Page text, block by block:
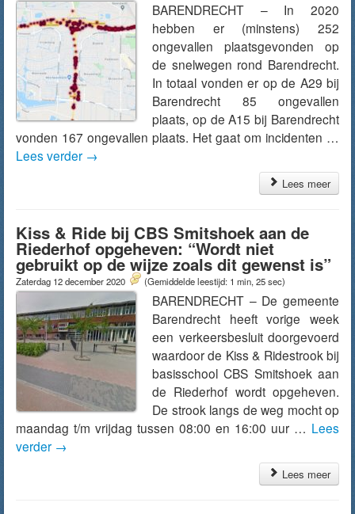
BARENDRECHT – In 2020
hebben er (minstens) 252
ongevallen plaatsgevonden op
de snelwegen rond Barendrecht.
In totaal vonden er op de A29 bij
Barendrecht 85 ongevallen
plaats, op de A15 bij Barendrecht
vonden 167 ongevallen plaats. Het gaat om incidenten …
Lees verder →
Lees meer
Kiss & Ride bij CBS Smitshoek aan de
Riederhof opgeheven: “Wordt niet
gebruikt op de wijze zoals dit gewenst is”
Zaterdag 12 december 2020 (Gemiddelde leestijd: 1 min, 25 sec)
BARENDRECHT – De gemeente
Barendrecht heeft vorige week
een verkeersbesluit doorgevoerd
waardoor de Kiss & Ridestrook bij
basisschool CBS Smitshoek aan
de Riederhof wordt opgeheven.
De strook langs de weg mocht op
maandag t/m vrijdag tussen 08:00 en 16:00 uur … Lees
verder →
Lees meer